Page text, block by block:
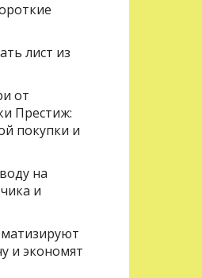
лист из
от
Престиж:
покупки и
на
и
и экономят